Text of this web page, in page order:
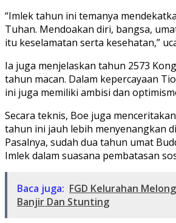
“Imlek tahun ini temanya
Tuhan. Mendoakan diri, bangsa,
itu keselamatan serta kesehatan,”
Ia juga menjelaskan tahun 2573
tahun macan. Dalam kepercayaan
ini juga memiliki ambisi dan
Secara teknis, Boe juga
tahun ini jauh lebih menyenangkan
Pasalnya, sudah dua tahun umat
Imlek dalam suasana pembatasan
Baca juga: FGD Kelurahan
Banjir Dan Stunting